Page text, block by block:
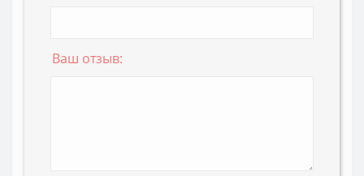
Ваш отзыв: